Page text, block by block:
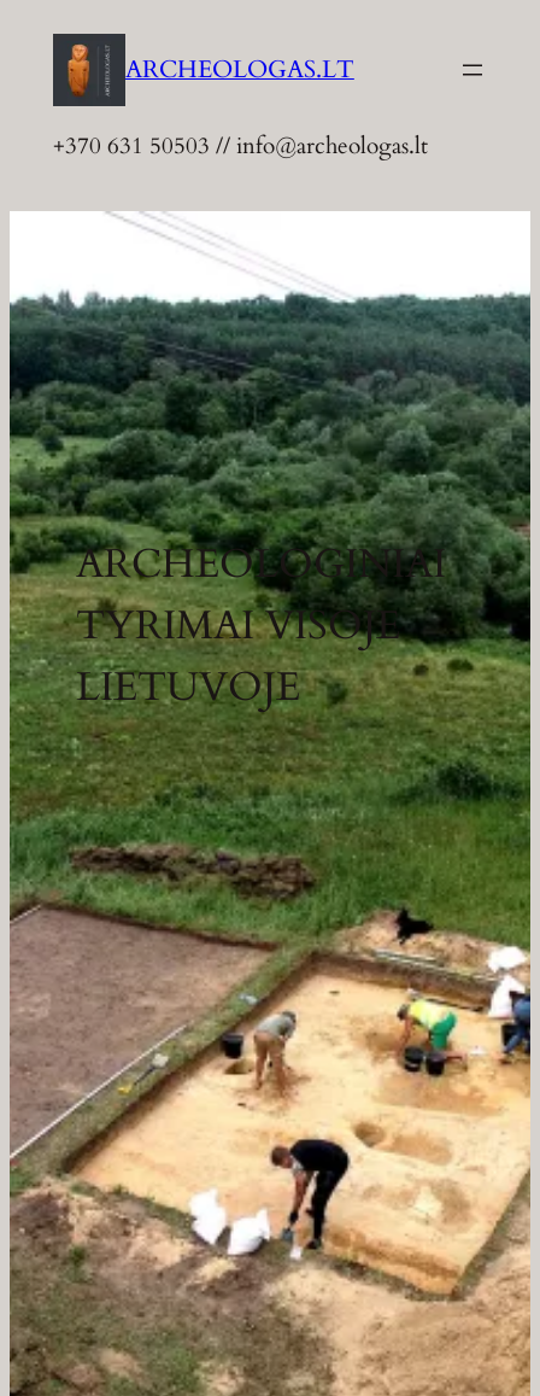
turinio
ARCHEOLOGAS.LT
+370 631 50503 // info@archeologas.lt
ARCHEOLOGINIAI
TYRIMAI VISOJE
LIETUVOJE